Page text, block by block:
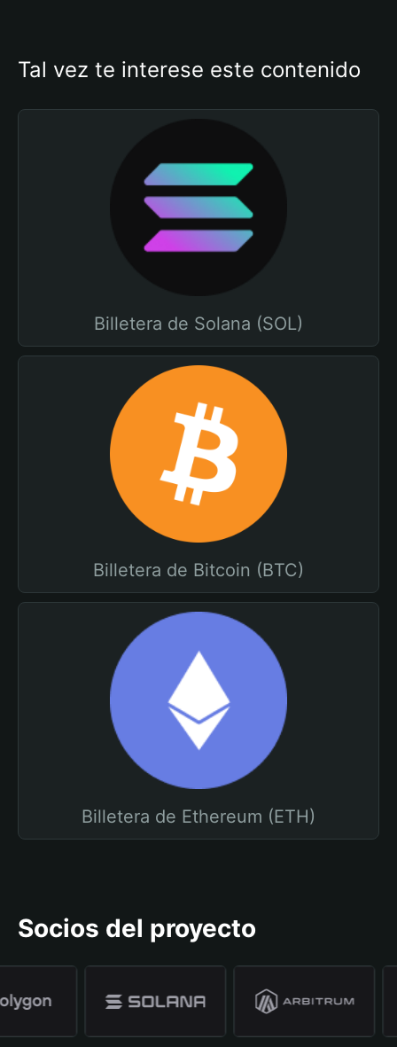
Tal vez te interese este contenido
Billetera de Solana (SOL)
Billetera de Bitcoin (BTC)
Billetera de Ethereum (ETH)
Socios del proyecto